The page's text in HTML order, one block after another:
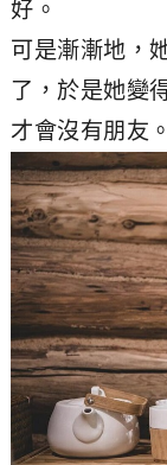
好。
可是漸漸地，
了，於是她變
才會沒有朋友。